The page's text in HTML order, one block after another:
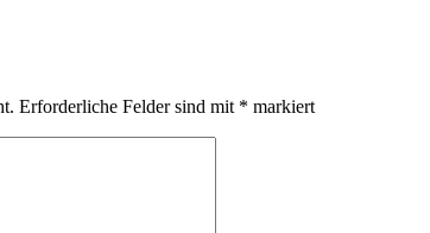
Erforderliche Felder sind mit * markiert